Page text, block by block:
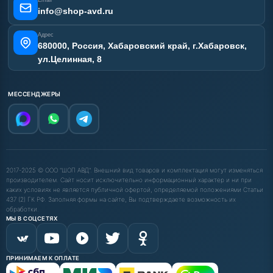
info@shop-avd.ru
Адрес
680000, Россия, Хабаровский край, г.Хабаровск,
ул.Целинная, 8
МЕССЕНДЖЕРЫ
2017-2025 © ООО "ШОП АВД". Внешний вид товаров и комплектация могут изменяться
производителем. Сайт носит исключительно информационный характер и ни при
каких условиях не является публичной офертой, определяемой положениями Статьи
437 (2) ГК РФ. Заполняя формы на сайте, Вы подтверждаете возможность их
обработки.
МЫ В СОЦСЕТЯХ
ПРИНИМАЕМ К ОПЛАТЕ